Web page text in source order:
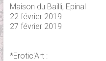
Maison du Bailli, Epinal
22 février 2019
27 février 2019
*Erotic'Art :